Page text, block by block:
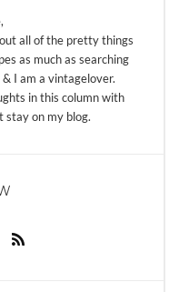
all of the pretty things
as much as searching
I am a vintagelover.
in this column with
stay on my blog.